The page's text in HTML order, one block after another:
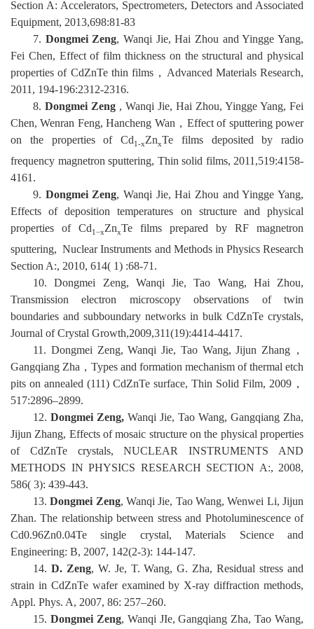
Section A: Accelerators, Spectrometers, Detectors and Associated
Equipment, 2013,698:81-83
7. Dongmei Zeng, Wanqi Jie, Hai Zhou and Yingge Yang,
Fei Chen, Effect of film thickness on the structural and physical
properties of CdZnTe thin films ， Advanced Materials Research,
2011 , 194-196:2312-2316.
8. Dongmei Zeng , Wanqi Jie, Hai Zhou, Yingge Yang, Fei
Chen, Wenran Feng, Hancheng Wan ， Effect of sputtering power
on the properties of Cd1-xZnxTe films deposited by radio
frequency magnetron sputtering, Thin solid films, 2011 ,519:4158-
4161 .
9. Dongmei Zeng, Wanqi Jie, Hai Zhou and Yingge Yang,
Effects of deposition temperatures on structure and physical
properties of Cd1−xZnxTe films prepared by RF magnetron
sputtering, Nuclear Instruments and Methods in Physics Research
Section A:, 2010, 614( 1) :68-71.
10.Dongmei Zeng, Wanqi Jie, Tao Wang, Hai Zhou,
Transmission electron microscopy observations of twin
boundaries and subboundary networks in bulk CdZnTe crystals,
Journal of Crystal Growth,2009,311(19):4414-4417.
11 . Dongmei Zeng, Wanqi Jie, Tao Wang, Jijun Zhang ，
Gangqiang Zha ， Types and formation mechanism of thermal etch
pits on annealed (111) CdZnTe surface, Thin Solid Film, 2009 ，
517:2896–2899.
1 2. Dongmei Zeng, Wanqi Jie, Tao Wang, Gangqiang Zha,
Jijun Zhang, Effects of mosaic structure on the physical properties
of CdZnTe crystals, NUCLEAR INSTRUMENTS AND
METHODS IN PHYSICS RESEARCH SECTION A:, 2008,
586( 3): 439-443.
13.Dongmei Zeng, Wanqi Jie, Tao Wang, Wenwei Li, Jijun
Zhan. The relationship between stress and Photoluminescence of
Cd0.96Zn0.04Te single crystal, Materials Science and
Engineering: B, 2007, 142(2-3): 144-147.
14. D. Zeng, W. Je, T. Wang, G. Zha, Residual stress and
strain in CdZnTe wafer examined by X-ray diffraction methods,
Appl. Phys. A, 2007, 86: 257–260.
1 5. Dongmei Zeng, Wanqi JIe, Gangqiang Zha, Tao Wang,